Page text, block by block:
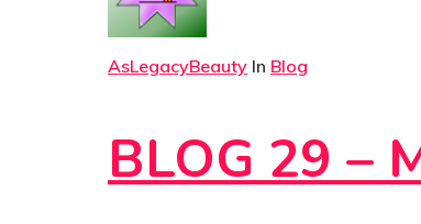
AsLegacyBeauty In Blog
BLOG 29 –